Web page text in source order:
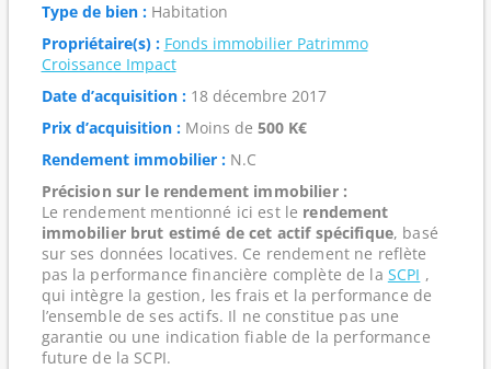
Type de bien :Habitation
Propriétaire(s) : Fonds immobilier Patrimmo
Croissance Impact
Date d’acquisition :18 décembre 2017
Prix d’acquisition :Moins de 500 K€
Rendement immobilier :N.C
Précision sur le rendement immobilier :
Le rendement mentionné ici est le rendement
immobilier brut estimé de cet actif spécifique, basé
sur ses données locatives. Ce rendement ne reflète
pas la performance financière complète de la SCPI ,
qui intègre la gestion, les frais et la performance de
l’ensemble de ses actifs. Il ne constitue pas une
garantie ou une indication fiable de la performance
future de la SCPI.